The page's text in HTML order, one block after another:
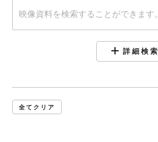
詳細検索
全てクリア